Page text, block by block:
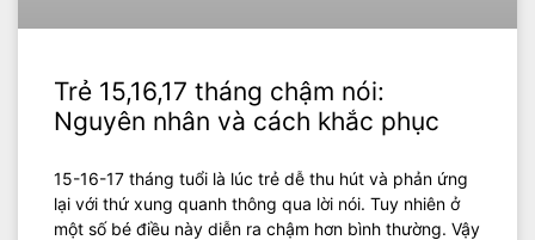
Trẻ 15,16,17 tháng chậm nói:
Nguyên nhân và cách khắc phục
15-16-17 tháng tuổi là lúc trẻ dễ thu hút và phản ứng
lại với thứ xung quanh thông qua lời nói. Tuy nhiên ở
một số bé điều này diễn ra chậm hơn bình thường. Vậy